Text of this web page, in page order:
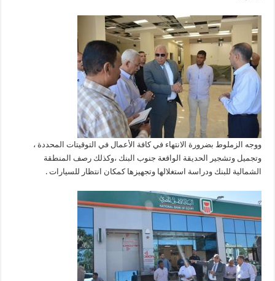
ووجه الزملوط بضرورة الانتهاء في كافة الأعمال في التوقيتات المحددة ،
وتجميل وتشجير الحديقة الواقعة جنوب البنك ،وكذلك رصف المنطقة
الشمالية للبنك ودراسة استغلالها وتجهيزها كمكان انتظار للسيارات .